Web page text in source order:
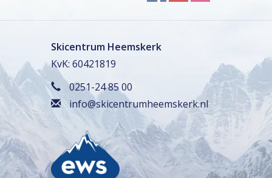
Skicentrum Heemskerk
KvK: 60421819
0251-24 85 00
info@skicentrumheemskerk.nl